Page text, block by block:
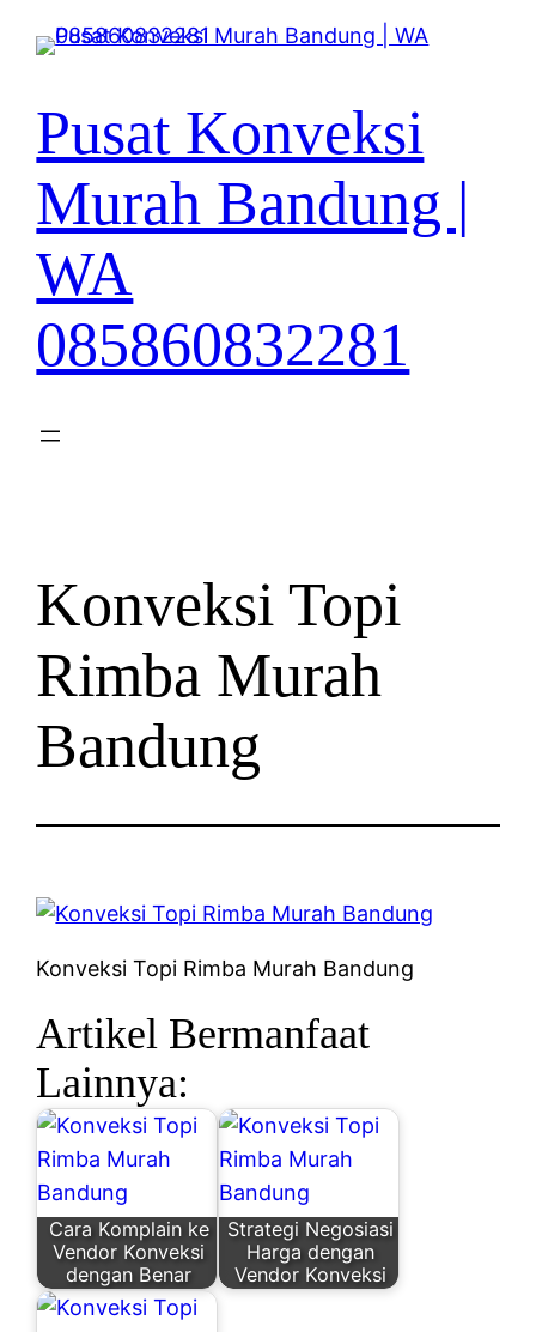
Lewati
Pusat Konveksi
Murah Bandung |
WA
085860832281
Konveksi Topi
Rimba Murah
Bandung
Konveksi Topi Rimba Murah Bandung
Artikel Bermanfaat
Lainnya:
Cara Komplain ke
Vendor Konveksi
dengan Benar
Strategi Negosiasi
Harga dengan
Vendor Konveksi